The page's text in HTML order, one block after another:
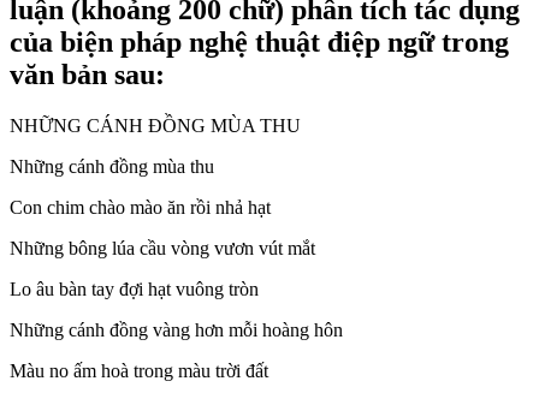
luận (khoảng 200 chữ) phân tích tác dụng
của biện pháp nghệ thuật điệp ngữ trong
văn bản sau:
NHỮNG CÁNH ĐỒNG MÙA THU
Những cánh đồng mùa thu
Con chim chào mào ăn rồi nhả hạt
Những bông lúa cầu vòng vươn vút mắt
Lo âu bàn tay đợi hạt vuông tròn
Những cánh đồng vàng hơn mỗi hoàng hôn
Màu no ấm hoà trong màu trời đất